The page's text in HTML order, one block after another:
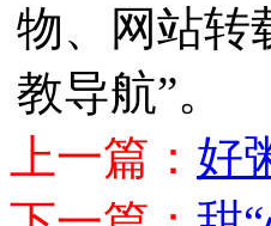
物、网站转
教导航”。
上一篇： 好